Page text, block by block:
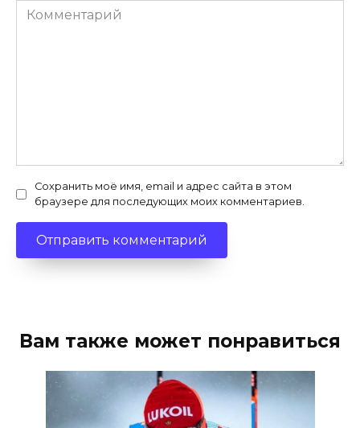
Комментарий
Сохранить моё имя, email и адрес сайта в этом
браузере для последующих моих комментариев.
Вам также может понравиться